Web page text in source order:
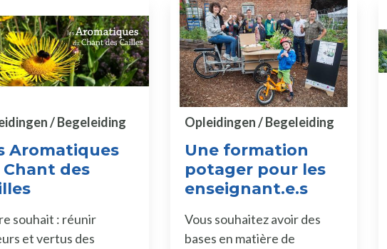
Aromatiques
des
/ Begeleiding
souhait : réunir
et vertus des
Une formation
potager pour les
enseignant.e.s
Opleidingen / Begeleiding
Vous souhaitez avoir des
bases en matière de